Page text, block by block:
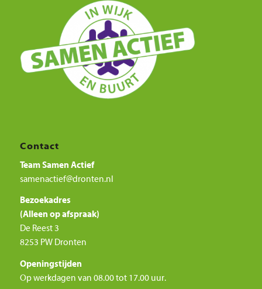
Contact
Team Samen Actief
samenactief@dronten.nl
Bezoekadres
(Alleen op afspraak)
De Reest 3
8253 PW Dronten
Openingstijden
Op werkdagen van 08.00 tot 17.00 uur.